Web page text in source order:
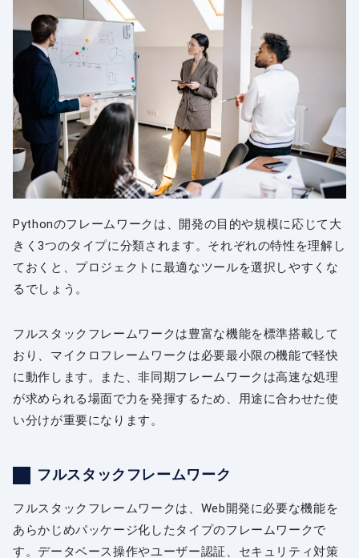
Pythonのフレームワークは、開発の目的や規模に応じて大
きく3つのタイプに分類されます。それぞれの特性を理解し
ておくと、プロジェクトに最適なツールを選択しやすくな
るでしょう。
フルスタックフレームワークは豊富な機能を標準搭載して
おり、マイクロフレームワークは必要最小限の機能で軽快
に動作します。また、非同期フレームワークは高速な処理
が求められる場面で力を発揮するため、用途に合わせた使
い分けが重要になります。
フルスタックフレームワーク
フルスタックフレームワークは、Web開発に必要な機能を
あらかじめパッケージ化したタイプのフレームワークで
す。データベース操作やユーザー認証、セキュリティ対策